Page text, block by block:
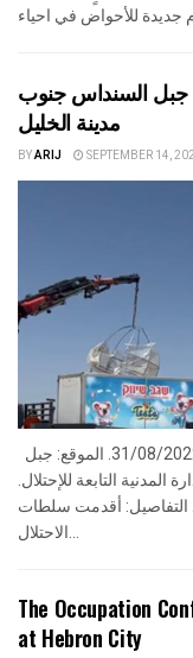
جبل السنداس جنوب
مدينة الخليل
BYARIJ SEPTEMBER 14,
المدنية التابعة للإحتلال.
التفاصيل: أقدمت سلطات
The Occupation
at Hebron City